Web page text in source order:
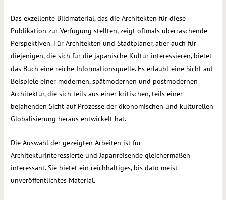
Das exzellente Bildmaterial, das die Architekten für diese
Publikation zur Verfügung stellten, zeigt oftmals überraschende
Perspektiven. Für Architekten und Stadtplaner, aber auch für
diejenigen, die sich für die japanische Kultur interessieren, bietet
das Buch eine reiche Informationsquelle. Es erlaubt eine Sicht auf
Beispiele einer modernen, spätmodernen und postmodernen
Architektur, die sich teils aus einer kritischen, teils einer
bejahenden Sicht auf Prozesse der ökonomischen und kulturellen
Globalisierung heraus entwickelt hat.
Die Auswahl der gezeigten Arbeiten ist für
Architekturinteressierte und Japanreisende gleichermaßen
interessant. Sie bietet ein reichhaltiges, bis dato meist
unveröffentlichtes Material.